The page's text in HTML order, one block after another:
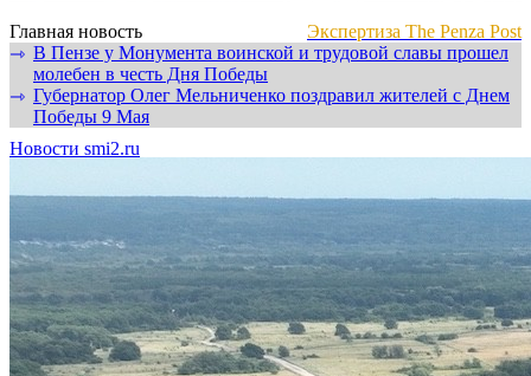
Главная новость
Экспертиза The Penza Post
⇾ В Пензе у Монумента воинской и трудовой славы прошел
молебен в честь Дня Победы
⇾ Губернатор Олег Мельниченко поздравил жителей с Днем
Победы 9 Мая
Новости smi2.ru